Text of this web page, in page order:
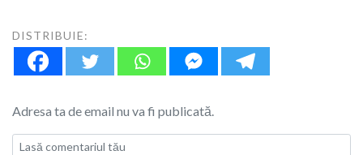
DISTRIBUIE:
Adresa ta de email nu va fi publicată.